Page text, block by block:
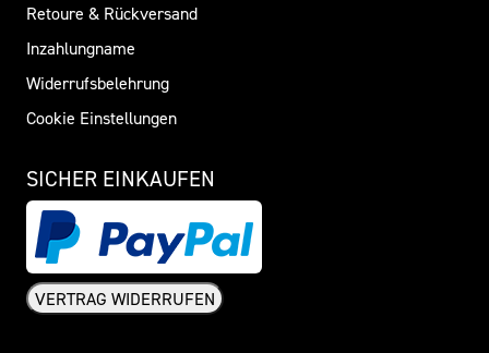
Retoure & Rückversand
Inzahlungname
Widerrufsbelehrung
Cookie Einstellungen
SICHER EINKAUFEN
VERTRAG WIDERRUFEN